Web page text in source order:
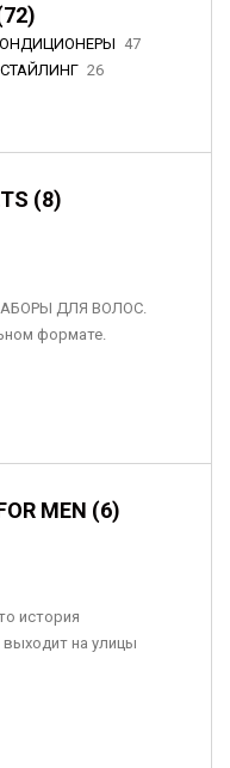
47
СТАЙЛИНГ 26
(8)
ДЛЯ ВОЛОС.
формате.
MEN (6)
история
на улицы